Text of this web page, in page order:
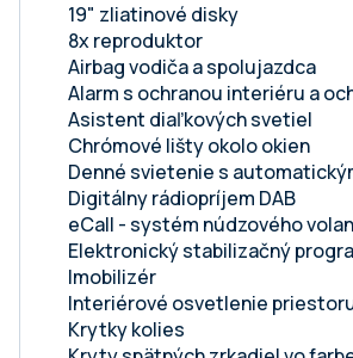
19" zliatinové disky
8x reproduktor
Airbag vodiča a spolujazdca
Alarm s ochranou interiéru a
Asistent diaľkových svetiel
Chrómové lišty okolo okien
Denné svietenie s
Digitálny rádiopríjem DAB
eCall - systém núdzového
Elektronický stabilizačný
Imobilizér
Interiérové osvetlenie
Krytky kolies